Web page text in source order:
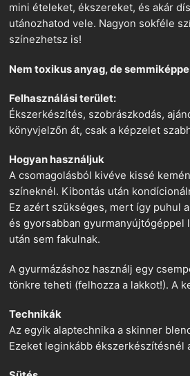
mini ételeket, ékszereket, és akár
utánozhatod vele. Nagyon sokféle
színezhetsz is!
Nem toxikus anyag, de
Felhasználási terület:
Ékszerkészítés, szobrászkodás,
könyvjelzőn át, csak a képzelet
Hogyan használjuk
A csomagolásból kivéve kissé
színeknél. Kibontás után
Ez azért szükséges, mert így puhul
és gyorsabban
után sem fakulnak.
A gyurmázáshoz használj egy
tönkre teheti (felhozza a lakkot!). A
Technikák
Az egyik alaptechnika a skinner
Ezeket leginkább ékszerkészítésnél